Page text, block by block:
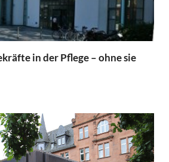
in der Pflege – ohne sie